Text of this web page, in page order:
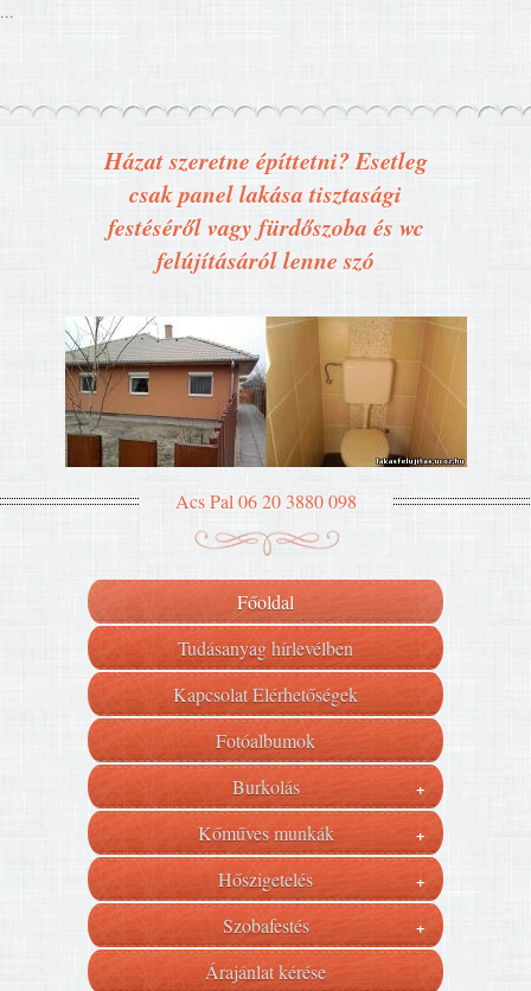
...
Házat szeretne építtetni? Esetleg
csak panel lakása tisztasági
festéséről vagy fürdőszoba és wc
felújításáról lenne szó
Acs Pal 06 20 3880 098
Főoldal
Tudásanyag hírlevélben
Kapcsolat Elérhetőségek
Fotóalbumok
Burkolás
+
Kőműves munkák +
Hőszigetelés +
Szobafestés +
Árajánlat kérése